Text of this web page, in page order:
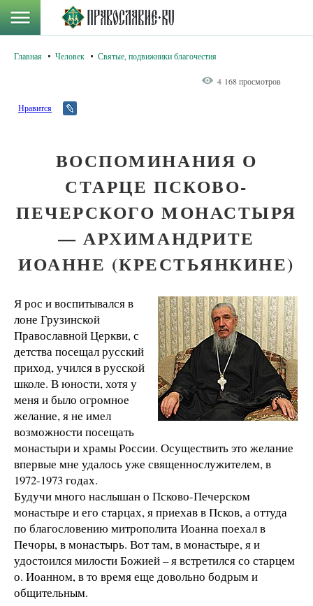
Главная Человек Святые, подвижники благочестия
4 168 просмотров
Нравится
ВОСПОМИНАНИЯ О
СТАРЦЕ ПСКОВО-
ПЕЧЕРСКОГО МОНАСТЫРЯ
— АРХИМАНДРИТЕ
ИОАННЕ (КРЕСТЬЯНКИНЕ)
Я рос и воспитывался в
лоне Грузинской
Православной Церкви, с
детства посещал русский
приход, учился в русской
школе. В юности, хотя у
меня и было огромное
желание, я не имел
возможности посещать
монастыри и храмы России. Осуществить это желание
впервые мне удалось уже священнослужителем, в
1972-1973 годах.
Будучи много наслышан о Псково-Печерском
монастыре и его старцах, я приехав в Псков, а оттуда
по благословению митрополита Иоанна поехал в
Печоры, в монастырь. Вот там, в монастыре, я и
удостоился милости Божией – я встретился со старцем
о. Иоанном, в то время еще довольно бодрым и
общительным.